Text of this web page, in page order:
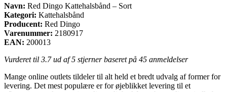
Navn: Red Dingo Kattehalsbånd – Sort
Kategori: Kattehalsbånd
Producent: Red Dingo
Varenummer: 2180917
EAN: 200013
Vurderet til 3.7ud af 5 stjerner baseret på 45 anmeldelser
Mange online outlets tildeler til alt held et bredt udvalg af former for
levering. Det mest populære er for øjeblikket levering til et